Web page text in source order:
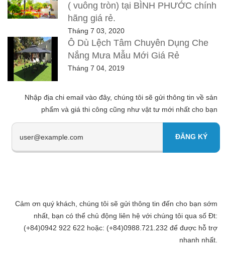
( vuông tròn) tại BÌNH PHƯỚC chính
hãng giá rẻ.
Tháng 7 03, 2020
Ô Dù Lệch Tâm Chuyên Dụng Che
Nắng Mưa Mẫu Mới Giá Rẻ
Tháng 7 04, 2019
Nhập địa chi email vào đây, chúng tôi sẽ gửi thông tin về sản
phẩm và giá thi công cũng như vật tư mới nhất cho bạn
Cảm ơn quý khách, chúng tôi sẽ gửi thông tin đến cho bạn sớm
nhất, bạn có thể chủ động liên hệ với chúng tôi qua số Đt:
(+84)0942 922 622 hoặc: (+84)0988.721.232 để được hỗ trợ
nhanh nhất.